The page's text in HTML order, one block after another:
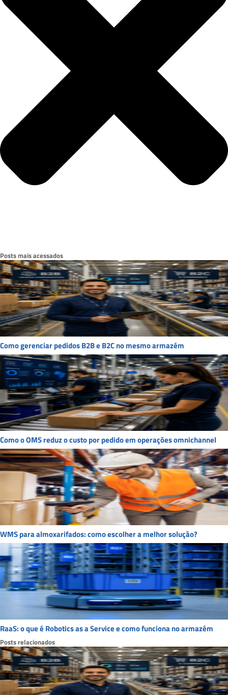
Posts mais acessados
Como gerenciar pedidos B2B e B2C no mesmo armazém
Como o OMS reduz o custo por pedido em operações omnichannel
WMS para almoxarifados: como escolher a melhor solução?
RaaS: o que é Robotics as a Service e como funciona no armazém
Posts relacionados